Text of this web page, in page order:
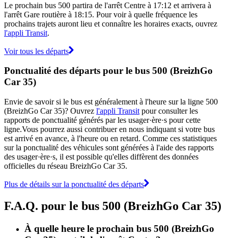
Le prochain bus 500 partira de l'arrêt Centre à 17:12 et arrivera à
l'arrêt Gare routière à 18:15. Pour voir à quelle fréquence les
prochains trajets auront lieu et connaître les horaires exacts, ouvrez
l'appli Transit.
Voir tous les départs
Ponctualité des départs pour le bus 500 (BreizhGo
Car 35)
Envie de savoir si le bus est généralement à l'heure sur la ligne 500
(BreizhGo Car 35)? Ouvrez l'appli Transit pour consulter les
rapports de ponctualité générés par les usager·ère·s pour cette
ligne.Vous pourrez aussi contribuer en nous indiquant si votre bus
est arrivé en avance, à l'heure ou en retard. Comme ces statistiques
sur la ponctualité des véhicules sont générées à l'aide des rapports
des usager·ère·s, il est possible qu'elles diffèrent des données
officielles du réseau BreizhGo Car 35.
Plus de détails sur la ponctualité des départs
F.A.Q. pour le bus 500 (BreizhGo Car 35)
À quelle heure le prochain bus 500 (BreizhGo